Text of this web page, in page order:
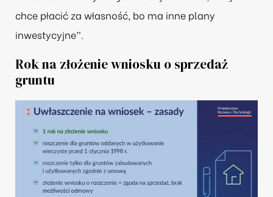
chce płacić za własność, bo ma inne plany
inwestycyjne”.
Rok na złożenie wniosku o sprzedaż
gruntu